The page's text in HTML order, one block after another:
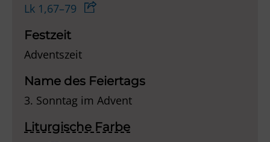
Lk 1,67–79
Festzeit
Adventszeit
Name des Feiertags
3. Sonntag im Advent
Liturgische Farbe